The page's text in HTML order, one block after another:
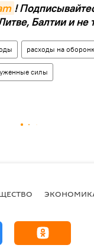
!
Балтии и не
расходы на
силы